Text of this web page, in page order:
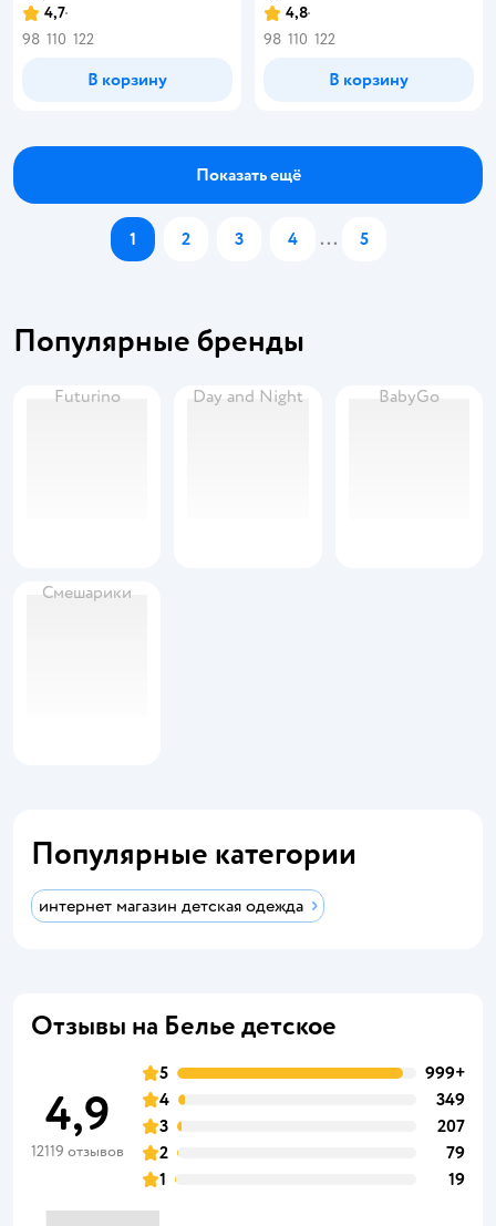
4,7
98 110 122
В корзину
4,8
98 110 122
В корзину
Показать ещё
1 2 3 4 ... 5
Популярные бренды
Futurino Day and Night BabyGo
Смешарики
Популярные категории
интернет магазин детская одежда
Отзывы на Белье детское
4,9
12119 отзывов
5
999+
4
349
3
207
2
79
1
19